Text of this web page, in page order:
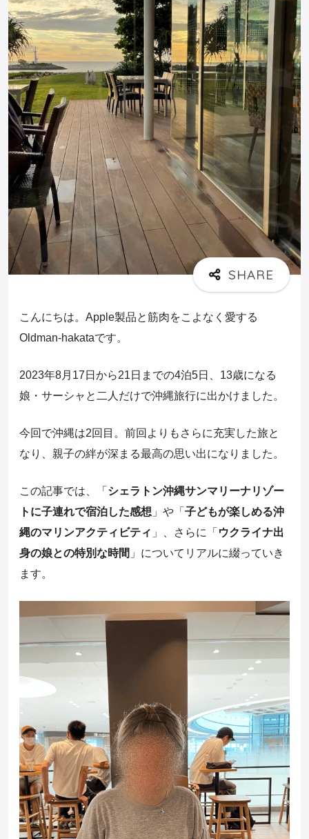
こんにちは。Apple製品と筋肉をこよなく愛する
Oldman-hakataです。
2023年8月17日から21日までの4泊5日、13歳になる
娘・サーシャと二人だけで沖縄旅行に出かけました。
今回で沖縄は2回目。前回よりもさらに充実した旅と
なり、親子の絆が深まる最高の思い出になりました。
この記事では、「 シェラトン沖縄サンマリーナリゾー
トに子連れで宿泊した感想 」や「 子どもが楽しめる沖
縄のマリンアクティビティ 」、さらに「 ウクライナ出
身の娘との特別な時間 」についてリアルに綴っていき
ます。